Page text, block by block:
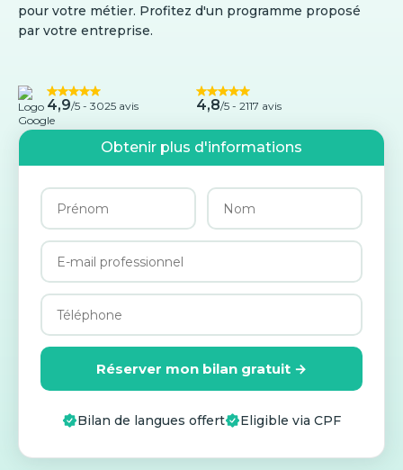
pour votre métier. Profitez d'un programme proposé
par votre entreprise.
4,9/5 - 3025 avis 4,8/5 - 2117 avis
Obtenir plus d'informations
Réserver mon bilan gratuit →
Bilan de langues offert Eligible via CPF